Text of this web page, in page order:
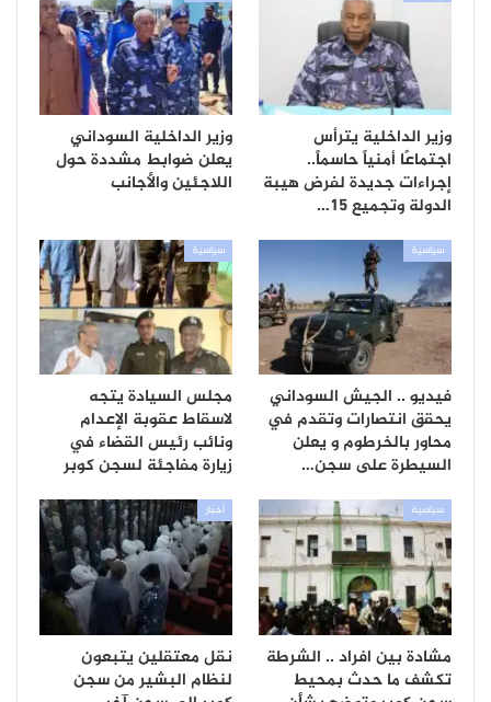
وزير الداخلية يترأس
اجتماعًا أمنياً حاسماً..
إجراءات جديدة لفرض هيبة
الدولة وتجميع 15…
وزير الداخلية السوداني
يعلن ضوابط مشددة حول
اللاجئين والأجانب
سياسية
فيديو .. الجيش السوداني
يحقق انتصارات وتقدم في
محاور بالخرطوم و يعلن
السيطرة على سجن…
سياسية
مجلس السيادة يتجه
لاسقاط عقوبة الإعدام
ونائب رئيس القضاء في
زيارة مفاجئة لسجن كوبر
سياسية
مشادة بين افراد .. الشرطة
تكشف ما حدث بمحيط
أخبار
نقل معتقلين يتبعون
لنظام البشير من سجن